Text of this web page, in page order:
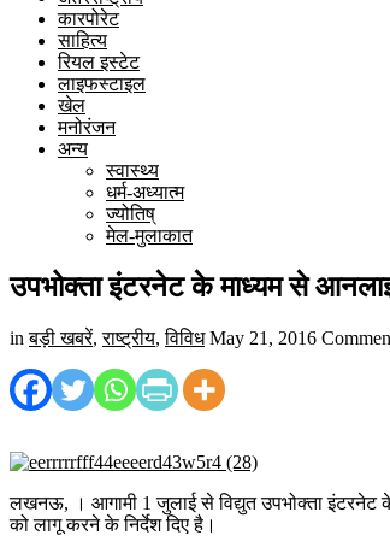
कारपोरेट
साहित्य
रियल इस्टेट
लाइफस्टाइल
खेल
मनोरंजन
अन्य
स्वास्थ्य
धर्म-अध्यात्म
ज्योतिष्
मेल-मुलाकात
उपभोक्ता इंटरनेट के माध्यम से
inबड़ी खबरें,राष्ट्रीय,विविध May 21, 2016
लखनऊ, । आगामी 1 जुलाई से विद्युत उपभोक्ता इंटरनेट
को लागू करने के निर्देश दिए है।